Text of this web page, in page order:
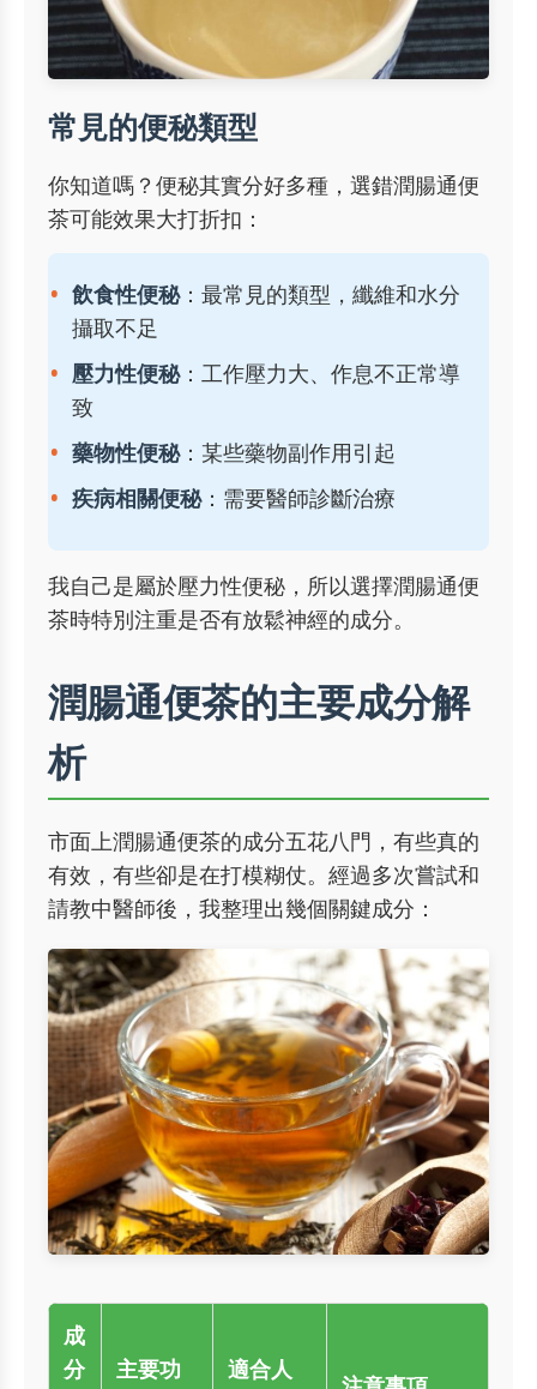
常見的便秘類型
你知道嗎？便秘其實分好多種，選錯潤腸通便
茶可能效果大打折扣：
飲食性便秘：最常見的類型，纖維和水分
攝取不足
壓力性便秘：工作壓力大、作息不正常導
致
藥物性便秘：某些藥物副作用引起
疾病相關便秘：需要醫師診斷治療
我自己是屬於壓力性便秘，所以選擇潤腸通便
茶時特別注重是否有放鬆神經的成分。
潤腸通便茶的主要成分解
析
市面上潤腸通便茶的成分五花八門，有些真的
有效，有些卻是在打模糊仗。經過多次嘗試和
請教中醫師後，我整理出幾個關鍵成分：
成
分
主要功
適合人